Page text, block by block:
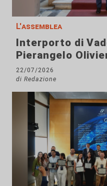
L'assemblea
Interporto di
Pierangelo
22/07/2026
di Redazione